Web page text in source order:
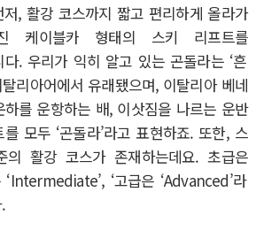
저, 활강 코스까지 짧고 편리하게 올라가
케이블카 형태의 스키 리프트를
다.우리가 익히 알고 있는 곤돌라는‘흔
리아어에서 유래됐으며, 이탈리아 베네
를 운항하는 배, 이삿짐을 나르는 운반
를 모두 ‘곤돌라’라고 표현하죠.또한, 스
의 활강 코스가 존재하는데요.초급은
‘Intermediate’, ‘고급은 ‘Advanced’라
.